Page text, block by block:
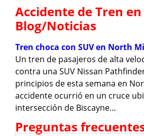
Accidente de Tren
Blog/Noticias
Tren choca con SUV en North
Un tren de pasajeros de alta
contra una SUV Nissan
principios de esta semana en
accidente ocurrió en un cruce
intersección de Biscayne…
Preguntas